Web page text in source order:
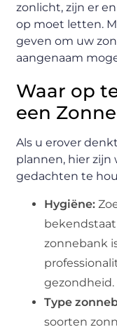
zonlicht, zijn er
op moet letten.
geven om uw
aangenaam
Waar op
een
Als u erover
plannen, hier
gedachten te
Hygiëne:
zonnebank
gezondheid.
Type
soorten